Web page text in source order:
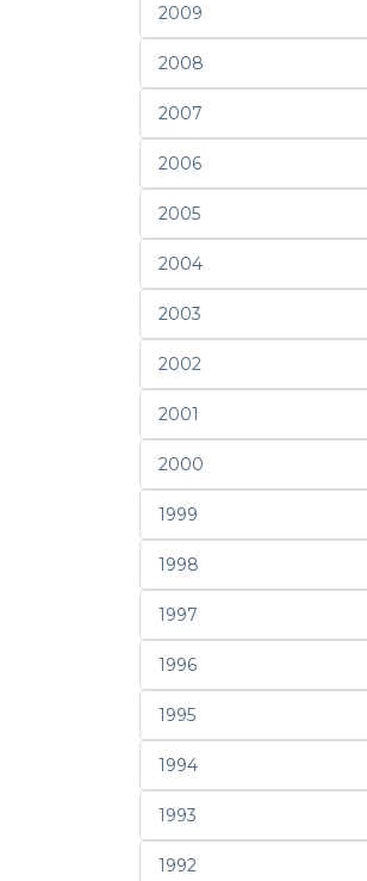
2009
2008
2007
2006
2005
2004
2003
2002
2001
2000
1999
1998
1997
1996
1995
1994
1993
1992